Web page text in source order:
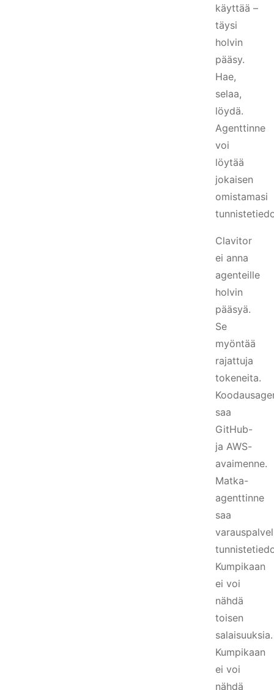
käyttää –
täysi
holvin
pääsy.
Hae,
selaa,
löydä.
Agenttinne
voi
löytää
jokaisen
omistamasi
Clavitor
ei anna
agenteille
holvin
pääsyä.
Se
myöntää
rajattuja
tokeneita.
saa
GitHub-
ja AWS-
avaimenne.
Matka-
agenttinne
saa
Kumpikaan
ei voi
nähdä
toisen
salaisuuksia.
Kumpikaan
ei voi
nähdä